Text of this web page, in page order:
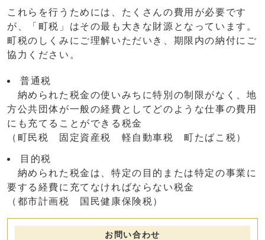
これらを行うためには、たくさんの費用が必要です
が、「町税」はその最も大きな財源となっています。
町税のしくみにご理解いただいき、期限内の納付にご
協力ください。
普通税
納められた税金の使いみちに特別の制限がなく、地
方公共団体が一般の経費としてどのような仕事の費用
にも充てることができる税金
（町民税 固定資産税 軽自動車税 町たばこ税）
目的税
納められた税金は、特定の目的または特定の事業に
要する経費に充てなければならない税金
（都市計画税 国民健康保険税）
お問い合わせ